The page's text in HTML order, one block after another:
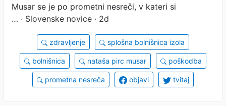
Musar se je po prometni nesreči, v kateri si
… · Slovenske novice · 2d
zdravljenje splošna bolnišnica izola
bolnišnica nataša pirc musar poškodba
prometna nesreča objavi tvitaj